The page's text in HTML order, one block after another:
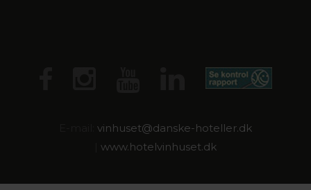
vinhuset@danske-hoteller.dk
www.hotelvinhuset.dk